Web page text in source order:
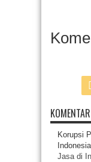
KOMENTAR
Korupsi
Indonesia
Jasa di